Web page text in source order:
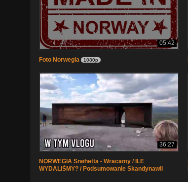
05:42
Foto Norwegia 1080p
36:27
NORWEGIA Snøhetta - Wracamy / ILE
WYDALIŚMY? / Podsumowanie Skandynawii